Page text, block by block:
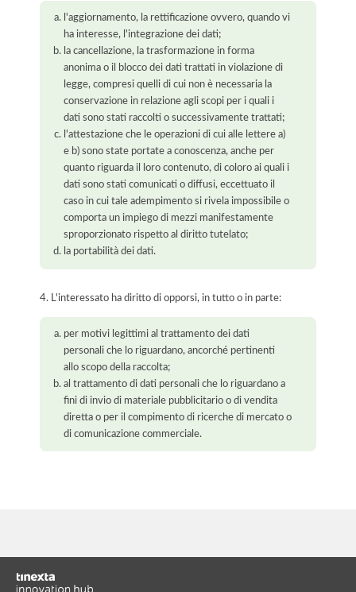
l'aggiornamento, la rettificazione ovvero, quando vi
ha interesse, l'integrazione dei dati;
la cancellazione, la trasformazione in forma
anonima o il blocco dei dati trattati in violazione di
legge, compresi quelli di cui non è necessaria la
conservazione in relazione agli scopi per i quali i
dati sono stati raccolti o successivamente trattati;
l'attestazione che le operazioni di cui alle lettere a)
e b) sono state portate a conoscenza, anche per
quanto riguarda il loro contenuto, di coloro ai quali i
dati sono stati comunicati o diffusi, eccettuato il
caso in cui tale adempimento si rivela impossibile o
comporta un impiego di mezzi manifestamente
sproporzionato rispetto al diritto tutelato;
la portabilità dei dati.
4. L'interessato ha diritto di opporsi, in tutto o in parte:
per motivi legittimi al trattamento dei dati
personali che lo riguardano, ancorché pertinenti
allo scopo della raccolta;
al trattamento di dati personali che lo riguardano a
fini di invio di materiale pubblicitario o di vendita
diretta o per il compimento di ricerche di mercato o
di comunicazione commerciale.